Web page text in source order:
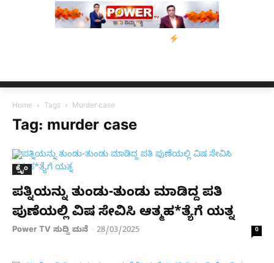
ನ್ಯೂಸ್ ಕಾರ್ಪ್‌ಗೆ ಎಐಯಿಂದ
Home Tags Murder case
Tag: murder case
ಕ್ರೈಂ
ಪತ್ನಿಯನ್ನು ತುಂಡು-ತುಂಡು ಮಾಡಿದ್ದ ಪತಿ
ಪುಣೆಯಲ್ಲಿ ವಿಷ ಸೇವಿಸಿ ಆತ್ಮಹ*ತ್ಯೆಗೆ ಯತ್ನ
Power TV ಸುದ್ದಿ ಮನೆ - 28/03/2025 0